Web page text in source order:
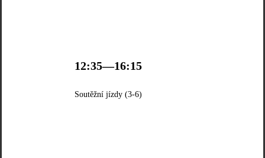
12:35—16:15
Soutěžní jízdy (3-6)